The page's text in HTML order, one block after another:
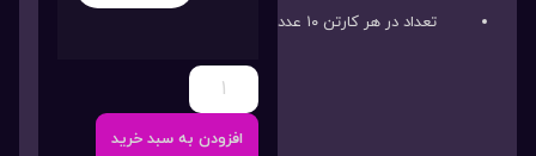
تعداد در هر کارتن ۱۰ عدد
افزودن به سبد خرید